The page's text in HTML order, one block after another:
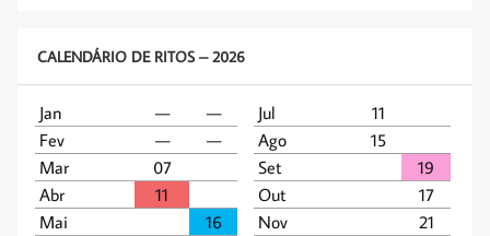
CALENDÁRIO DE RITOS – 2026
Jan — — Jul
11
Fev
— — Ago
15
Mar
07 Set
19
Abr
11 Out
17
Mai
16 Nov
21